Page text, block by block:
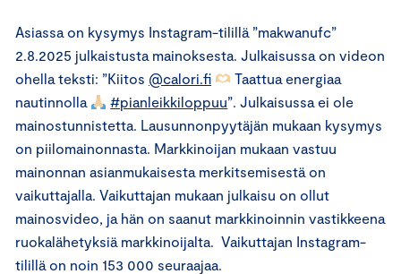
Asiassa on kysymys Instagram-tilillä ”makwanufc”
2.8.2025 julkaistusta mainoksesta. Julkaisussa on videon
ohella teksti: ”Kiitos @calori.fi
Taattua energiaa
nautinnolla
#pianleikkiloppuu”. Julkaisussa ei ole
mainostunnistetta. Lausunnonpyytäjän mukaan kysymys
on piilomainonnasta. Markkinoijan mukaan vastuu
mainonnan asianmukaisesta merkitsemisestä on
vaikuttajalla. Vaikuttajan mukaan julkaisu on ollut
mainosvideo, ja hän on saanut markkinoinnin vastikkeena
ruokalähetyksiä markkinoijalta. Vaikuttajan Instagram-
tilillä on noin 153 000 seuraajaa.